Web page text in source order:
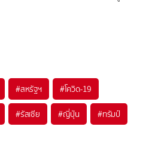
#สหรัฐฯ #โควิด-19
#รัสเซีย #ญี่ปุ่น #ทรัมป์